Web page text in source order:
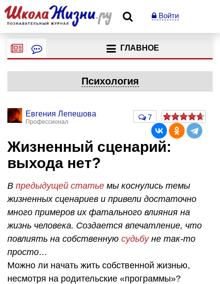
Войти
ГЛАВНОЕ
Психология
Евгения Лепешова
Профессионал
7
Жизненный сценарий:
выхода нет?
В предыдущей статье мы коснулись темы
жизненных сценариев и привели достаточно
много примеров их фатального влияния на
жизнь человека. Создается впечатление, что
повлиять на собственную судьбуне так-то
просто…
Можно ли начать жить собственной жизнью,
несмотря на родительские «программы»?